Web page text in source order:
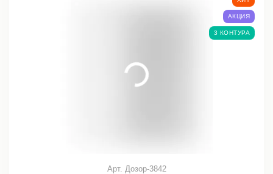
Арт. Дозор-3842
АКЦИЯ
3 КОНТУРА